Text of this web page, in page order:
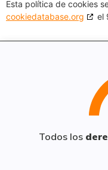
Esta política de cookies
cookiedatabase.org
el
Todos los